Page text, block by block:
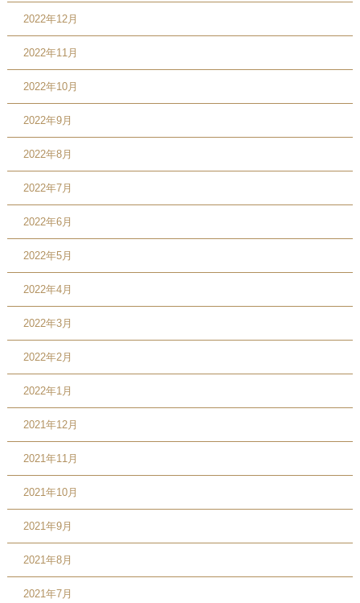
2022年12月
2022年11月
2022年10月
2022年9月
2022年8月
2022年7月
2022年6月
2022年5月
2022年4月
2022年3月
2022年2月
2022年1月
2021年12月
2021年11月
2021年10月
2021年9月
2021年8月
2021年7月